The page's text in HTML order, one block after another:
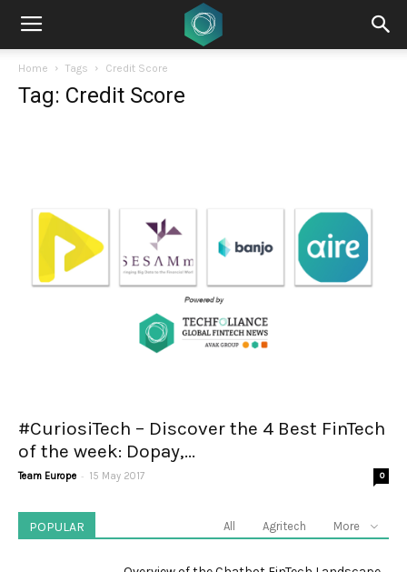
Home Tags Credit Score
Tag: Credit Score
#CuriosiTech – Discover the 4 Best FinTech
of the week: Dopay,...
Team Europe - 15 May 2017 0
POPULAR All Agritech More